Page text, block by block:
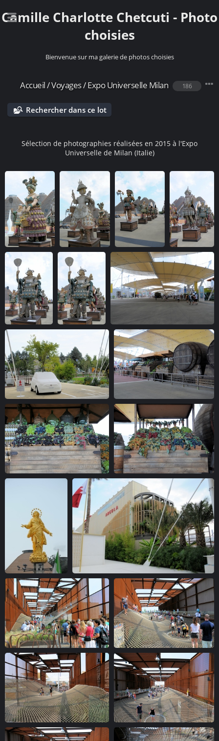
Camille Charlotte Chetcuti - Photo
choisies
Bienvenue sur ma galerie de photos choisies
Accueil/Voyages/Expo Universelle Milan 186
Rechercher dans ce lot
Sélection de photographies réalisées en 2015 à l'Expo
Universelle de Milan (Italie)